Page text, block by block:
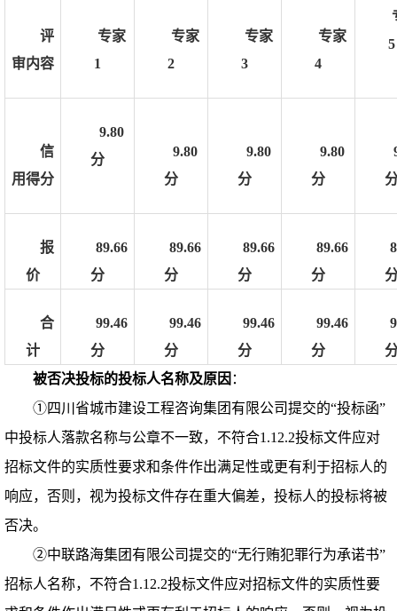
评
审内容
专家
1
专家
2
专家
3
专家
4
5
信
用得分
9.80
分
9.80
分
9.80
分
9.80
分
报
价
89.66
分
89.66
分
89.66
分
89.66
分
合
计
99.46
分
99.46
分
99.46
分
99.46
分
被否决投标的投标人名称及原因 ：
①四川省城市建设工程咨询集团有限公司提交的“投标函”
中投标人落款名称与公章不一致，不符合1.12.2投标文件应对
招标文件的实质性要求和条件作出满足性或更有利于招标人的
响应，否则，视为投标文件存在重大偏差，投标人的投标将被
否决。
②中联路海集团有限公司提交的“无行贿犯罪行为承诺书”
招标人名称，不符合1.12.2投标文件应对招标文件的实质性要